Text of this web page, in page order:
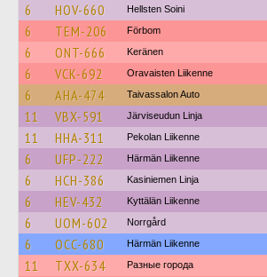
6 HOV-660 Hellsten Soini
6 TEM-206 Förbom
6 ONT-666 Keränen
6 VCK-692 Oravaisten Liikenne
6 AHA-474 Taivassalon Auto
11 VBX-591 Järviseudun Linja
11 HHA-311 Pekolan Liikenne
6 UFP-222 Härmän Liikenne
6 HCH-386 Kasiniemen Linja
6 HEV-432 Kyttälän Liikenne
6 UOM-602 Norrgård
6 OCC-680 Härmän Liikenne
11 TXX-634 Разные города